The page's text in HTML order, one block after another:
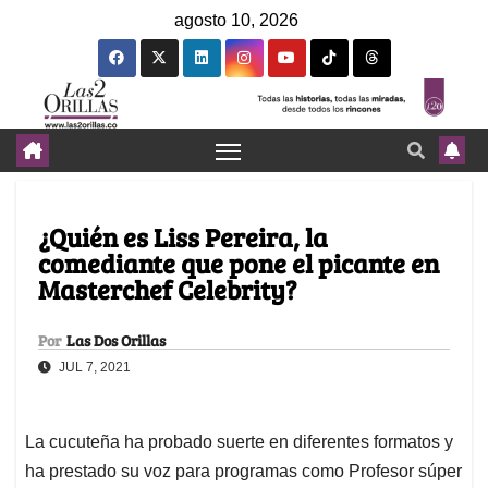
agosto 10, 2026
¿Quién es Liss Pereira, la
comediante que pone el picante en
Masterchef Celebrity?
Por Las Dos Orillas
JUL 7, 2021
La cucuteña ha probado suerte en diferentes formatos y
ha prestado su voz para programas como Profesor súper